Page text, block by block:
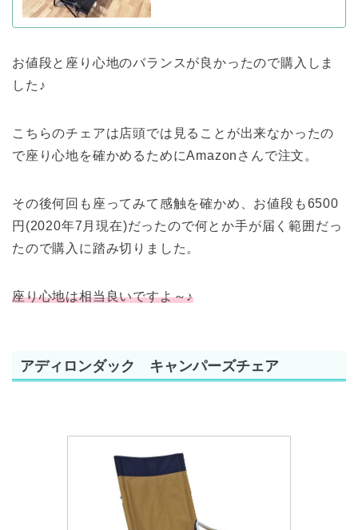
お値段と座り心地のバランスが良かったので購入しま
した♪
こちらのチェアは店頭では見ることが出来なかったの
で座り心地を確かめるためにAmazonさんで注文。
その後何回も座ってみて感触を確かめ、お値段も6500
円(2020年7月現在)だったので何とか手が届く範囲だっ
たので購入に踏み切りました。
座り心地は相当良いですよ～♪
アディロンダック キャンパーズチェア